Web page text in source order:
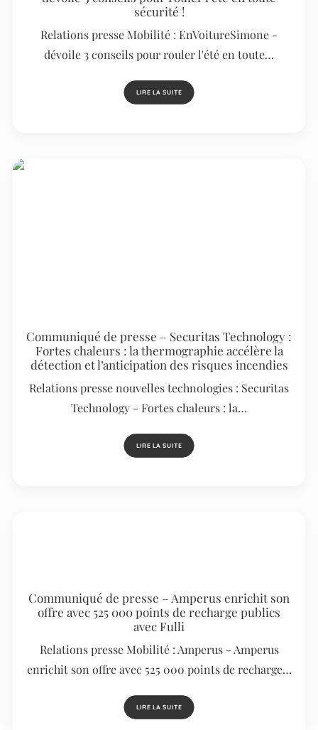
sécurité !
Relations presse Mobilité : EnVoitureSimone -
dévoile 3 conseils pour rouler l'été en toute…
LIRE LA SUITE
Communiqué de presse – Securitas Technology :
Fortes chaleurs : la thermographie accélère la
détection et l’anticipation des risques incendies
Relations presse nouvelles technologies : Securitas
Technology - Fortes chaleurs : la…
LIRE LA SUITE
Communiqué de presse – Amperus enrichit son
offre avec 525 000 points de recharge publics
avec Fulli
Relations presse Mobilité : Amperus - Amperus
enrichit son offre avec 525 000 points de recharge…
LIRE LA SUITE